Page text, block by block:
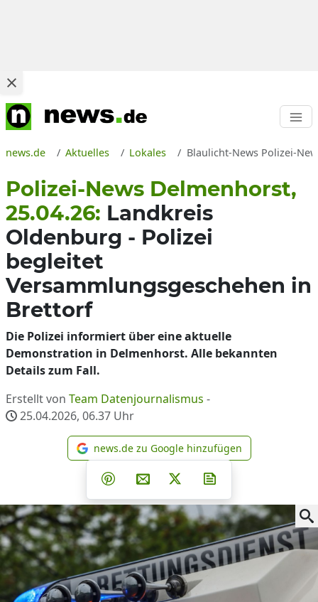
news.de Aktuelles Lokales Blaulicht-News Polizei-
Polizei-News Delmenhorst,
25.04.26: Landkreis
Oldenburg - Polizei
begleitet
Versammlungsgeschehen in
Brettorf
Die Polizei informiert über eine aktuelle
Demonstration in Delmenhorst. Alle bekannten
Details zum Fall.
Erstellt von Team Datenjournalismus -
25.04.2026, 06.37 Uhr
news.de zu Google
news.de zu Google hinzufügen
Teilen auf Facebook
Teilen auf Whatsapp
Teilen auf Telegram
Teilen auf Pinterest
Per E-Mail teilen
Post auf X